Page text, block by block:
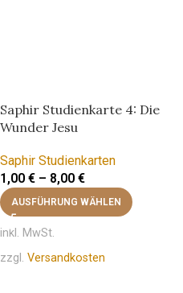
Saphir Studienkarte 4: Die
Wunder Jesu
Saphir Studienkarten
1,00 € – 8,00 €
AUSFÜHRUNG WÄHLEN
inkl. MwSt.
zzgl. Versandkosten